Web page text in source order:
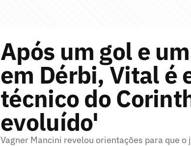
Após um gol e
em Dérbi, Vital é
técnico do
evoluído'
Vagner Mancini revelou orientações para que